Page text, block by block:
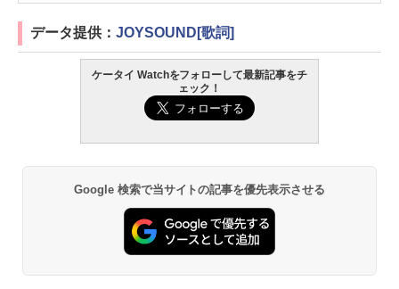
データ提供： JOYSOUND[歌詞]
ケータイ Watchをフォローして最新記事をチ
ェック！
Google 検索で当サイトの記事を優先表示させる